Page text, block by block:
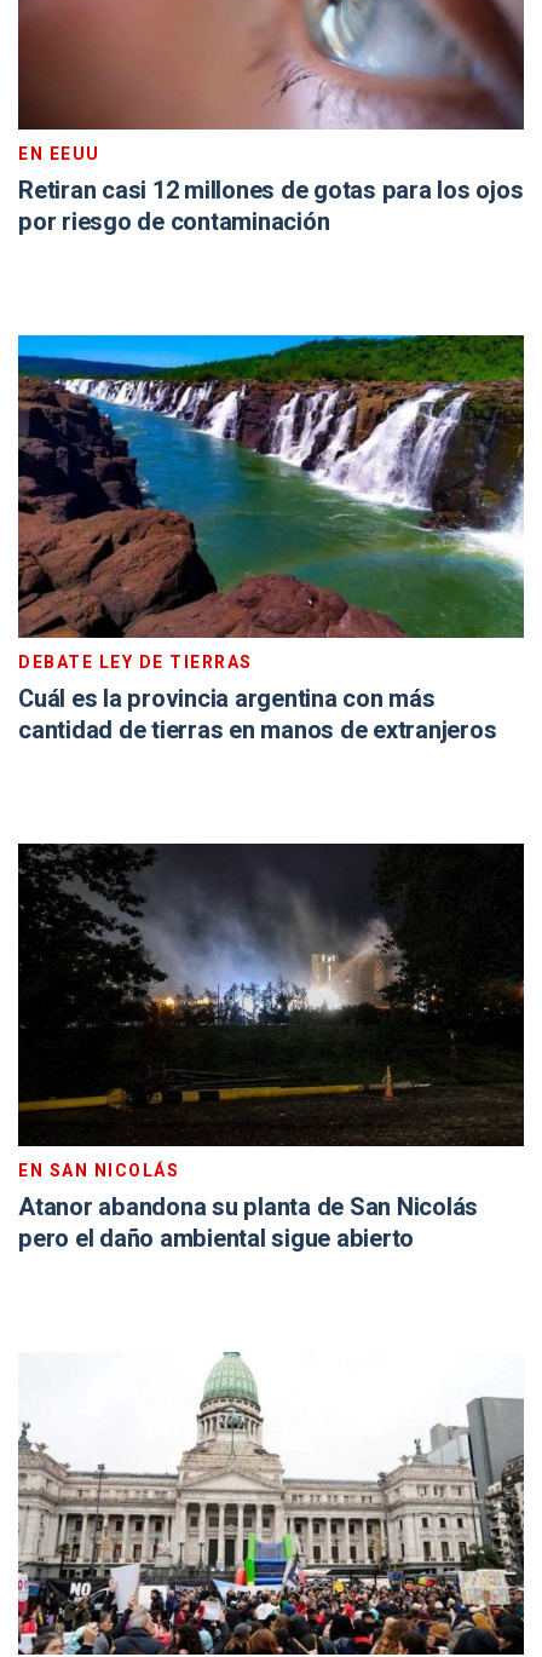
EN EEUU
Retiran casi 12 millones de gotas para los ojos
por riesgo de contaminación
DEBATE LEY DE TIERRAS
Cuál es la provincia argentina con más
cantidad de tierras en manos de extranjeros
EN SAN NICOLÁS
Atanor abandona su planta de San Nicolás
pero el daño ambiental sigue abierto